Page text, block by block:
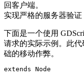
回客户端。
实现严格的服务器验证
下面是一个使用
请求的实际示例。此
础的移动作弊。
extends Node